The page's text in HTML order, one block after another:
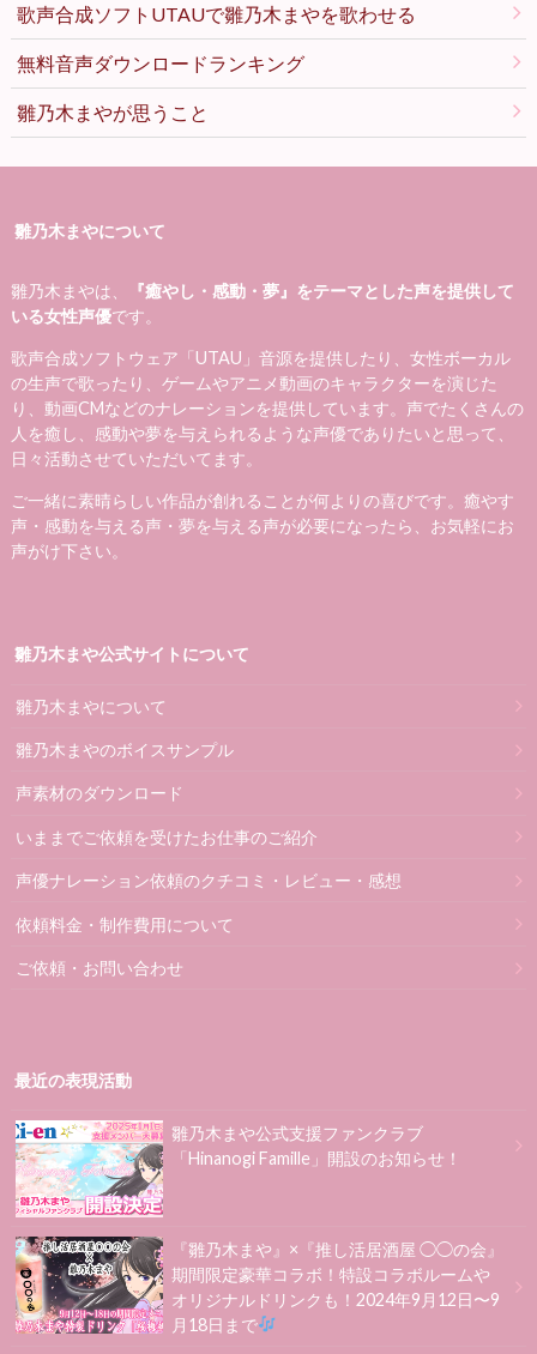
歌声合成ソフトUTAUで雛乃木まやを歌わせる
無料音声ダウンロードランキング
雛乃木まやが思うこと
雛乃木まやについて
雛乃木まやは、
『癒やし・感動・夢』をテーマとした声を提供して
いる女性声優です。
歌声合成ソフトウェア「UTAU」音源を提供したり、女性ボーカル
の生声で歌ったり、ゲームやアニメ動画のキャラクターを演じた
り、動画CMなどのナレーションを提供しています。声でたくさんの
人を癒し、感動や夢を与えられるような声優でありたいと思って、
日々活動させていただいてます。
ご一緒に素晴らしい作品が創れることが何よりの喜びです。癒やす
声・感動を与える声・夢を与える声が必要になったら、お気軽にお
声がけ下さい。
雛乃木まや公式サイトについて
雛乃木まやについて
雛乃木まやのボイスサンプル
声素材のダウンロード
いままでご依頼を受けたお仕事のご紹介
声優ナレーション依頼のクチコミ・レビュー・感想
依頼料金・制作費用について
ご依頼・お問い合わせ
最近の表現活動
雛乃木まや公式支援ファンクラブ
「Hinanogi Famille」開設のお知らせ！
『雛乃木まや』×『推し活居酒屋 ◯◯の会』
期間限定豪華コラボ！特設コラボルームや
オリジナルドリンクも！2024年9月12日〜9
月18日まで